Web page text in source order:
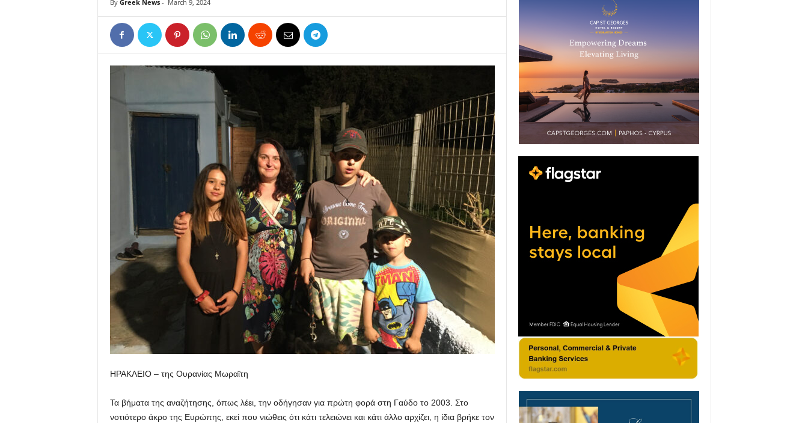
By Greek News- March 9, 2024
ΗΡΑΚΛΕΙΟ – της Ουρανίας Μωραϊτη
Τα βήματα της αναζήτησης, όπως λέει, την οδήγησαν για πρώτη φορά στη Γαύδο το 2003. Στο
νοτιότερο άκρο της Ευρώπης, εκεί που νιώθεις ότι κάτι τελειώνει και κάτι άλλο αρχίζει, η ίδια βρήκε τον